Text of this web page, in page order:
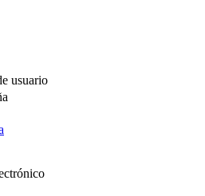
usuario